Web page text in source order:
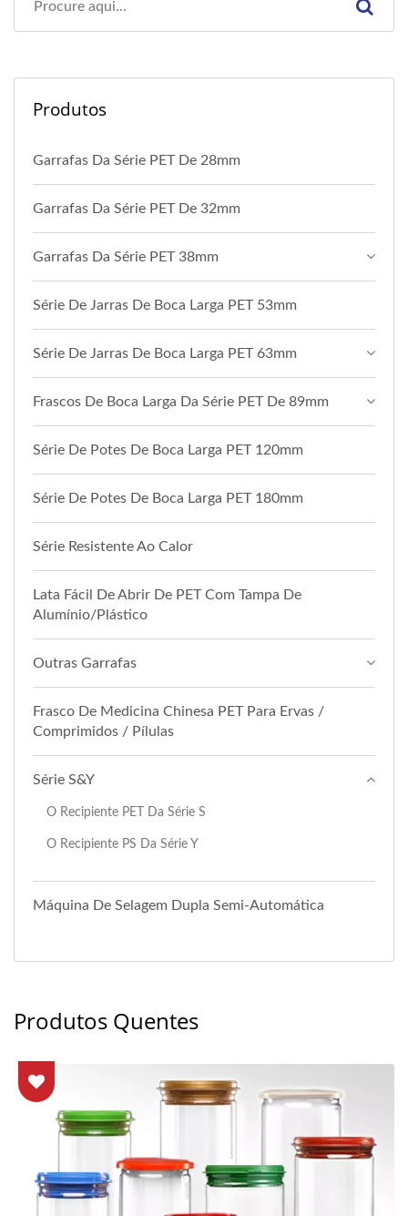
Produtos
Garrafas Da Série PET De 28mm
Garrafas Da Série PET De 32mm
Garrafas Da Série PET 38mm
Série De Jarras De Boca Larga PET 53mm
Série De Jarras De Boca Larga PET 63mm
Frascos De Boca Larga Da Série PET De 89mm
Série De Potes De Boca Larga PET 120mm
Série De Potes De Boca Larga PET 180mm
Série Resistente Ao Calor
Lata Fácil De Abrir De PET Com Tampa De
Alumínio/Plástico
Outras Garrafas
Frasco De Medicina Chinesa PET Para Ervas /
Comprimidos / Pílulas
Série S&Y
O Recipiente PET Da Série S
O Recipiente PS Da Série Y
Máquina De Selagem Dupla Semi-Automática
Produtos Quentes